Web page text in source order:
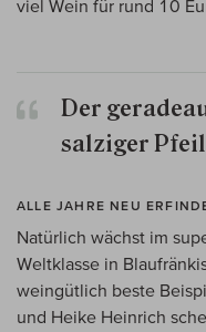
viel Wein für rund 10
Der
salziger
ALLE JAHRE NEU
Natürlich wächst im
Weltklasse in
weingütlich beste
und Heike Heinrich